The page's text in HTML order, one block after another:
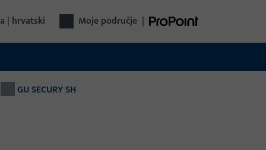
| hrvatski Moje područje |
GU SECURY SH